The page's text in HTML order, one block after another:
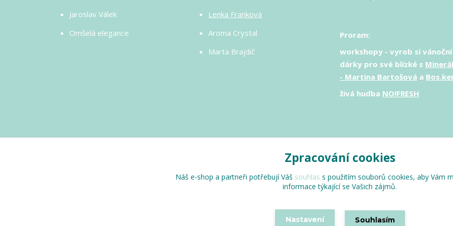
Jaroslav Válek
Omšelá elegance
Lenka Franková
Aroma Crystal
Marta Brajdič
Proram:
workshopy - vyrob si vánoční
dárky pro své blízké s
- Martina Bartošová a
živá hudba NO!FRESH
Design pro tebe 2024 © Všechna práva vyhrazena
Zpracování cookies
Náš e-shop a partneři potřebují Váš souhlas s použitím souborů cookies, aby Vám
informace týkající se Vašich zájmů.
Nastavení Souhlasím